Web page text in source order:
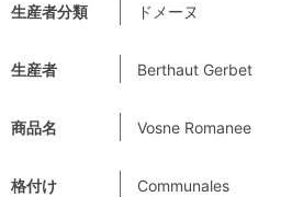
生産者分類 ドメーヌ
生産者 Berthaut Gerbet
商品名 Vosne Romanee
格付け Communales